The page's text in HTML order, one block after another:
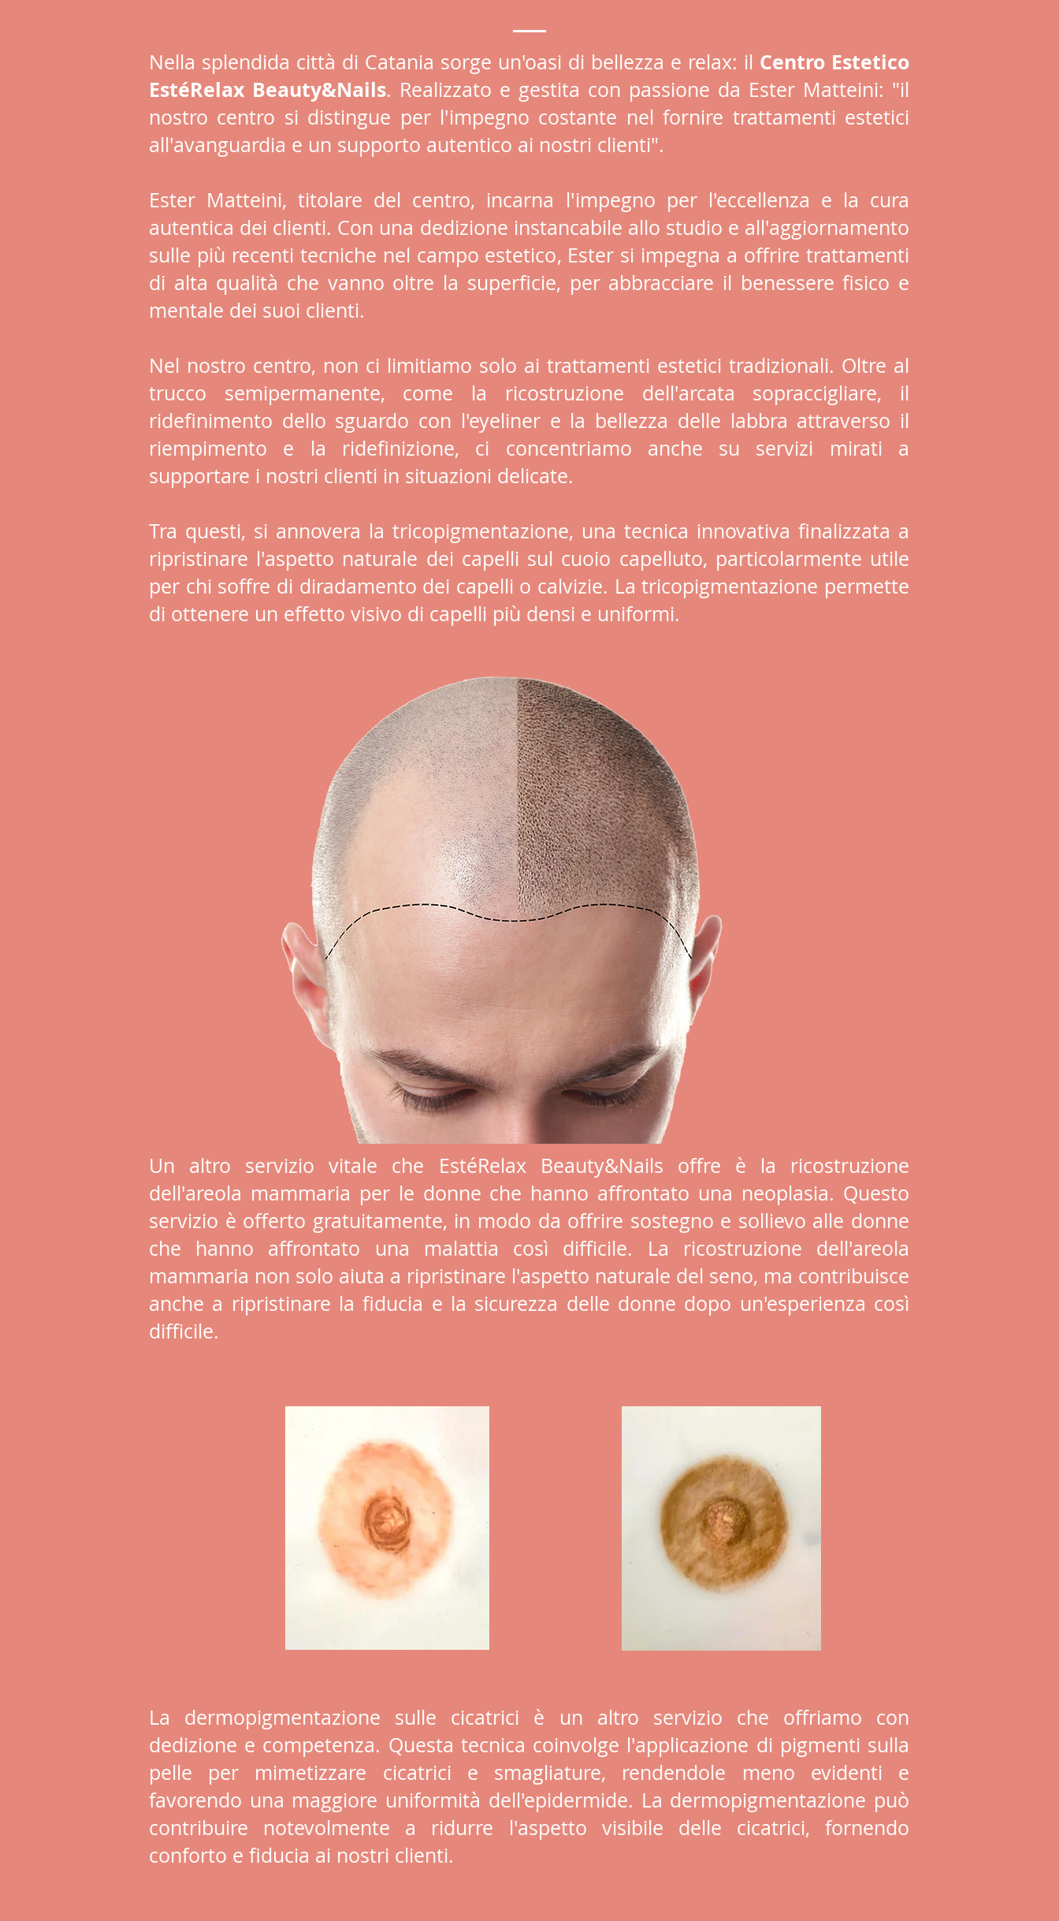
Nella splendida città di Catania sorge un'oasi di bellezza e relax: il Centro Estetico
EstéRelax Beauty&Nails. Realizzato e gestita con passione da Ester Matteini: "il
nostro centro si distingue per l'impegno costante nel fornire trattamenti estetici
all'avanguardia e un supporto autentico ai nostri clienti".
Ester Matteini, titolare del centro, incarna l'impegno per l'eccellenza e la cura
autentica dei clienti. Con una dedizione instancabile allo studio e all'aggiornamento
sulle più recenti tecniche nel campo estetico, Ester si impegna a offrire trattamenti
di alta qualità che vanno oltre la superficie, per abbracciare il benessere fisico e
mentale dei suoi clienti.
Nel nostro centro, non ci limitiamo solo ai trattamenti estetici tradizionali. Oltre al
trucco semipermanente, come la ricostruzione dell'arcata sopraccigliare, il
ridefinimento dello sguardo con l'eyeliner e la bellezza delle labbra attraverso il
riempimento e la ridefinizione, ci concentriamo anche su servizi mirati a
supportare i nostri clienti in situazioni delicate.
Tra questi, si annovera la tricopigmentazione, una tecnica innovativa finalizzata a
ripristinare l'aspetto naturale dei capelli sul cuoio capelluto, particolarmente utile
per chi soffre di diradamento dei capelli o calvizie. La tricopigmentazione permette
di ottenere un effetto visivo di capelli più densi e uniformi.
Un altro servizio vitale che EstéRelax Beauty&Nails offre è la ricostruzione
dell'areola mammaria per le donne che hanno affrontato una neoplasia. Questo
servizio è offerto gratuitamente, in modo da offrire sostegno e sollievo alle donne
che hanno affrontato una malattia così difficile. La ricostruzione dell'areola
mammaria non solo aiuta a ripristinare l'aspetto naturale del seno, ma contribuisce
anche a ripristinare la fiducia e la sicurezza delle donne dopo un'esperienza così
difficile.
La dermopigmentazione sulle cicatrici è un altro servizio che offriamo con
dedizione e competenza. Questa tecnica coinvolge l'applicazione di pigmenti sulla
pelle per mimetizzare cicatrici e smagliature, rendendole meno evidenti e
favorendo una maggiore uniformità dell'epidermide. La dermopigmentazione può
contribuire notevolmente a ridurre l'aspetto visibile delle cicatrici, fornendo
conforto e fiducia ai nostri clienti.